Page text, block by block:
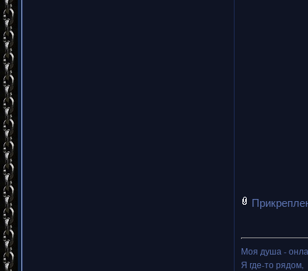
Моя душа -
Я где-то рядом,